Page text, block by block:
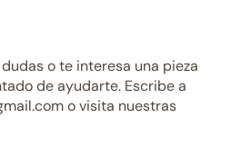
o te interesa una pieza
de ayudarte. Escribe a
o visita nuestras